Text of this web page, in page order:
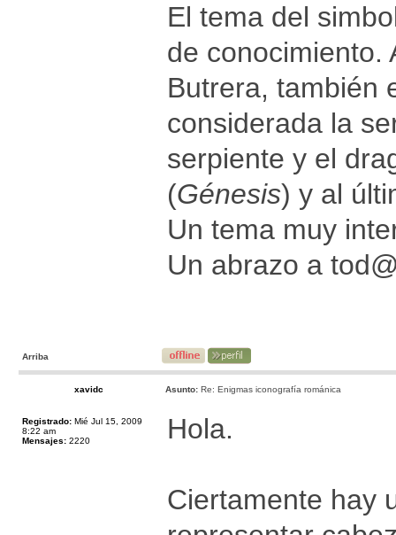
El tema del
de conocimiento.
Butrera, también
considerada la
serpiente y el
(Génesis) y al
Un tema muy
Un abrazo a
Arriba
xavidc Asunto: Re: Enigmas iconografía románica
Registrado: Mié Jul 15, 2009
8:22 am
Mensajes: 2220 Hola.
Ciertamente hay